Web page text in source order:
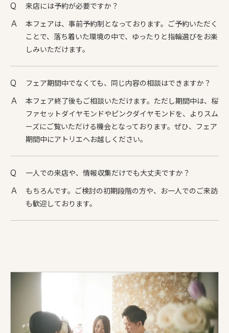
来店には予約が必要ですか？
本フェアは、事前予約制となっております。ご予約いただく
ことで、落ち着いた環境の中で、ゆったりと指輪選びをお楽
しみいただけます。
フェア期間中でなくても、同じ内容の相談はできますか？
本フェア終了後もご相談いただけます。ただし期間中は、桜
ファセットダイヤモンドやピンクダイヤモンドを、よりスム
ーズにご覧いただける機会となっております。ぜひ、フェア
期間中にアトリエへお越しください。
一人での来店や、情報収集だけでも大丈夫ですか？
もちろんです。ご検討の初期段階の方や、お一人でのご来訪
も歓迎しております。